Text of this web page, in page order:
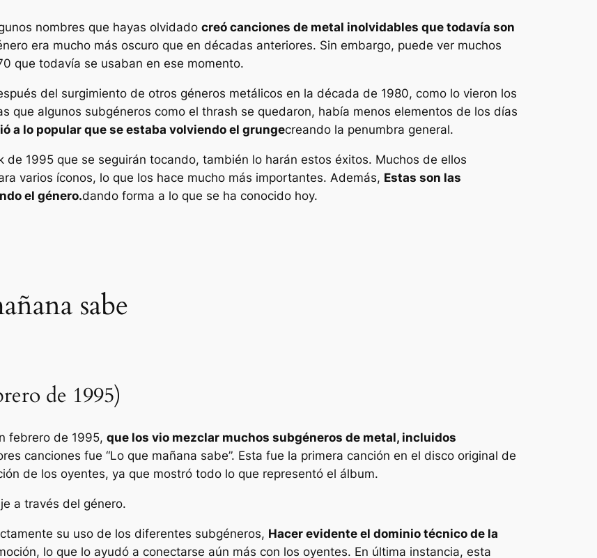
nombres que hayas olvidado creó canciones de metal inolvidables que todavía son
era mucho más oscuro que en décadas anteriores. Sin embargo, puede ver muchos
que todavía se usaban en ese momento.
del surgimiento de otros géneros metálicos en la década de 1980, como lo vieron los
que algunos subgéneros como el thrash se quedaron, había menos elementos de los días
a lo popular que se estaba volviendo el grungecreando la penumbra general.
1995 que se seguirán tocando, también lo harán estos éxitos. Muchos de ellos
varios íconos, lo que los hace mucho más importantes. Además, Estas son las
el género.dando forma a lo que se ha conocido hoy.
sabe
de 1995)
febrero de 1995, que los vio mezclar muchos subgéneros de metal, incluidos
canciones fue “Lo que mañana sabe”. Esta fue la primera canción en el disco original de
de los oyentes, ya que mostró todo lo que representó el álbum.
a través del género.
su uso de los diferentes subgéneros, Hacer evidente el dominio técnico de la
lo que lo ayudó a conectarse aún más con los oyentes. En última instancia, esta